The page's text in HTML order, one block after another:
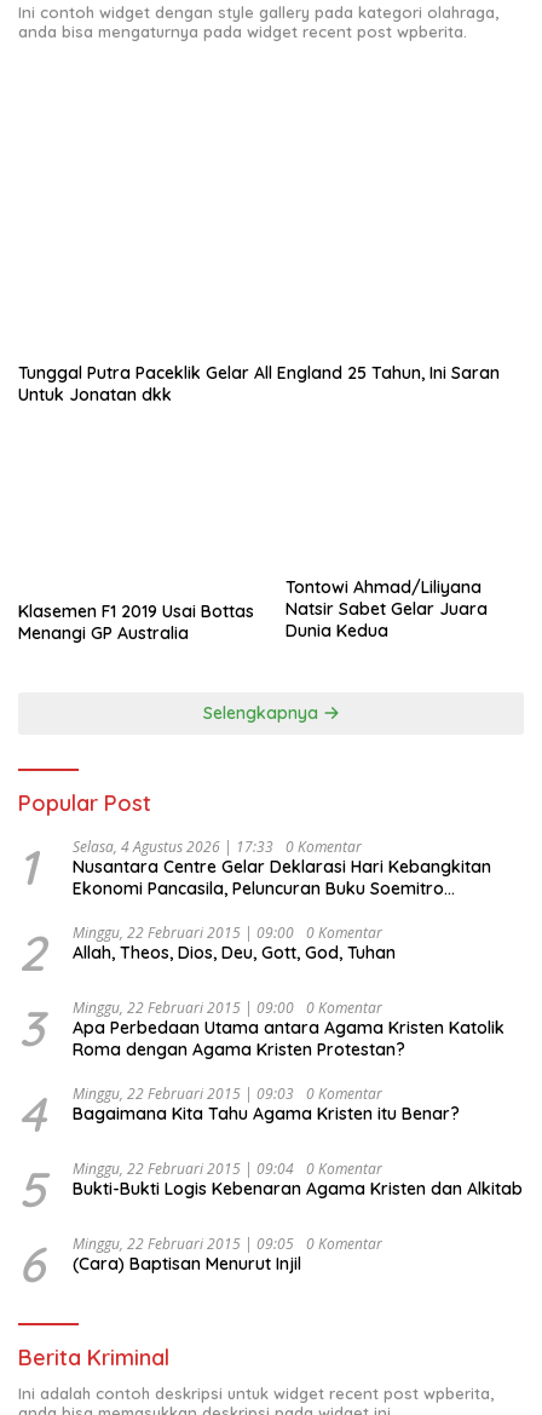
Ini contoh widget dengan style gallery pada kategori olahraga,
anda bisa mengaturnya pada widget recent post wpberita.
Tunggal Putra Paceklik Gelar All England 25 Tahun, Ini Saran
Untuk Jonatan dkk
Klasemen F1 2019 Usai Bottas
Menangi GP Australia
Tontowi Ahmad/Liliyana
Natsir Sabet Gelar Juara
Dunia Kedua
Selengkapnya
Popular Post
1 Selasa, 4 Agustus 2026 | 17:33 0 Komentar
Nusantara Centre Gelar Deklarasi Hari Kebangkitan
Ekonomi Pancasila, Peluncuran Buku Soemitro
Ekonomi Politik Indonesia) & Simposium Nasional
“Urgensi Undang-Undang Perekonomian Nasional dan
Indonesia Emas 2045”,
2 Minggu, 22 Februari 2015 | 09:00 0 Komentar
Allah, Theos, Dios, Deu, Gott, God, Tuhan
3 Minggu, 22 Februari 2015 | 09:00 0 Komentar
Apa Perbedaan Utama antara Agama Kristen Katolik
Roma dengan Agama Kristen Protestan?
4 Minggu, 22 Februari 2015 | 09:03 0 Komentar
Bagaimana Kita Tahu Agama Kristen itu Benar?
5 Minggu, 22 Februari 2015 | 09:04 0 Komentar
Bukti-Bukti Logis Kebenaran Agama Kristen dan Alkitab
6 Minggu, 22 Februari 2015 | 09:05 0 Komentar
(Cara) Baptisan Menurut Injil
Berita Kriminal
Ini adalah contoh deskripsi untuk widget recent post wpberita,